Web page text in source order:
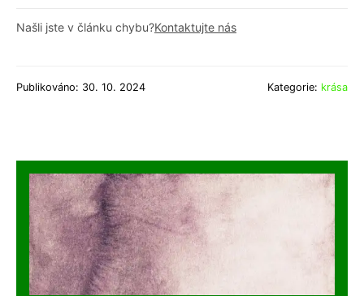
Našli jste v článku chybu?Kontaktujte nás
Publikováno: 30. 10. 2024 Kategorie: krása